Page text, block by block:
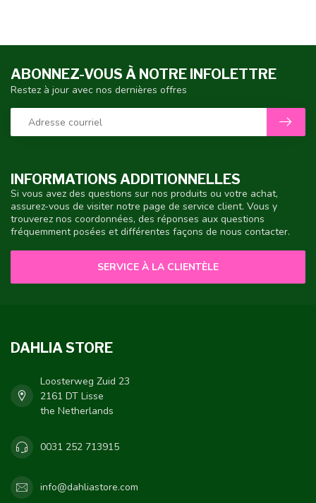
INFORMATIONS ADDITIONNELLES
Si vous avez des questions sur nos produits ou votre achat,
assurez-vous de visiter notre page de service client. Vous y
trouverez nos coordonnées, des réponses aux questions
fréquemment posées et différentes façons de nous contacter.
SERVICE À LA CLIENTÈLE
ABONNEZ-VOUS À NOTRE INFOLETTRE
Restez à jour avec nos dernières offres
DAHLIA STORE
Loosterweg Zuid 23
2161 DT Lisse
the Netherlands
0031 252 713915
info@dahliastore.com